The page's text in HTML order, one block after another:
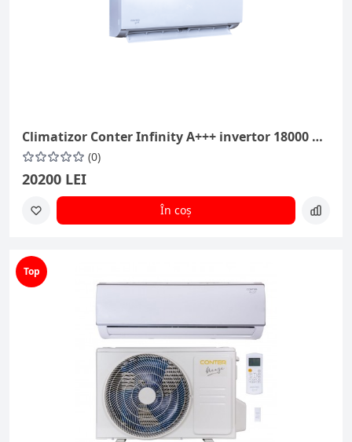
Climatizor Conter Infinity A+++ invertor 18000 BTU
(0)
20200 LEI
În coș
Top